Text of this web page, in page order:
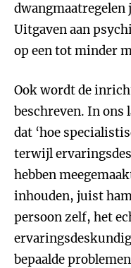
Uitgaven aan
op een tot minder
Ook wordt de
beschreven. In ons
dat ‘hoe
terwijl
hebben
inhouden, juist
persoon zelf, het
bepaalde